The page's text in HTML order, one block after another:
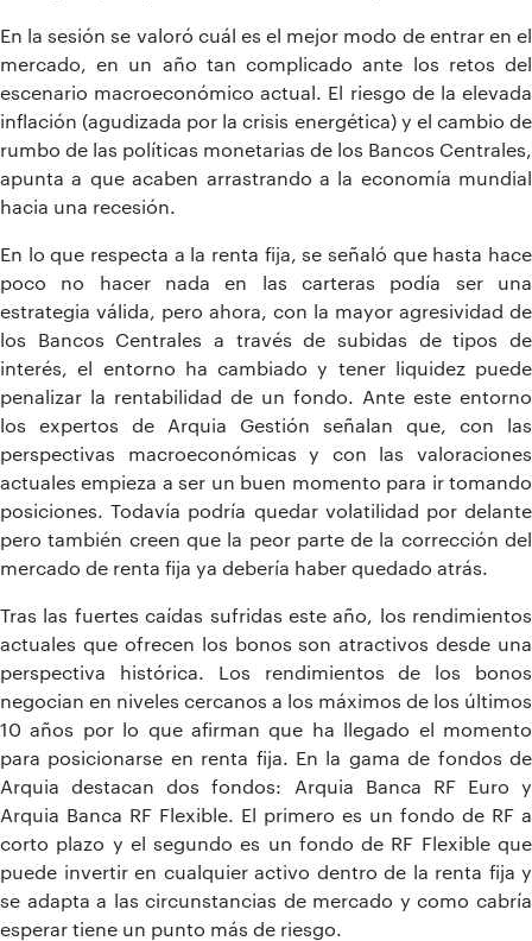
En la sesión se valoró cuál es el mejor modo de entrar en el
mercado, en un año tan complicado ante los retos del
escenario macroeconómico actual. El riesgo de la elevada
inflación (agudizada por la crisis energética) y el cambio de
rumbo de las políticas monetarias de los Bancos Centrales,
apunta a que acaben arrastrando a la economía mundial
hacia una recesión.
En lo que respecta a la renta fija, se señaló que hasta hace
poco no hacer nada en las carteras podía ser una
estrategia válida, pero ahora, con la mayor agresividad de
los Bancos Centrales a través de subidas de tipos de
interés, el entorno ha cambiado y tener liquidez puede
penalizar la rentabilidad de un fondo. Ante este entorno
los expertos de Arquia Gestión señalan que, con las
perspectivas macroeconómicas y con las valoraciones
actuales empieza a ser un buen momento para ir tomando
posiciones. Todavía podría quedar volatilidad por delante
pero también creen que la peor parte de la corrección del
mercado de renta fija ya debería haber quedado atrás.
Tras las fuertes caídas sufridas este año, los rendimientos
actuales que ofrecen los bonos son atractivos desde una
perspectiva histórica. Los rendimientos de los bonos
negocian en niveles cercanos a los máximos de los últimos
10 años por lo que afirman que ha llegado el momento
para posicionarse en renta fija. En la gama de fondos de
Arquia destacan dos fondos: Arquia Banca RF Euro y
Arquia Banca RF Flexible. El primero es un fondo de RF a
corto plazo y el segundo es un fondo de RF Flexible que
puede invertir en cualquier activo dentro de la renta fija y
se adapta a las circunstancias de mercado y como cabría
esperar tiene un punto más de riesgo.